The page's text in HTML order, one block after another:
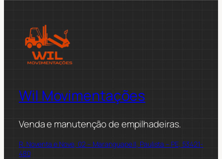
Wil Movimentações
Venda e manutenção de empilhadeiras.
R. Noventa e Nove, 02 – Maranguape II, Paulista – PE, 53421-
480